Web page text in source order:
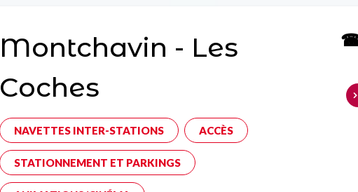
Montchavin - Les
Coches
NAVETTES INTER-STATIONS ACCÈS
STATIONNEMENT ET PARKINGS
☎